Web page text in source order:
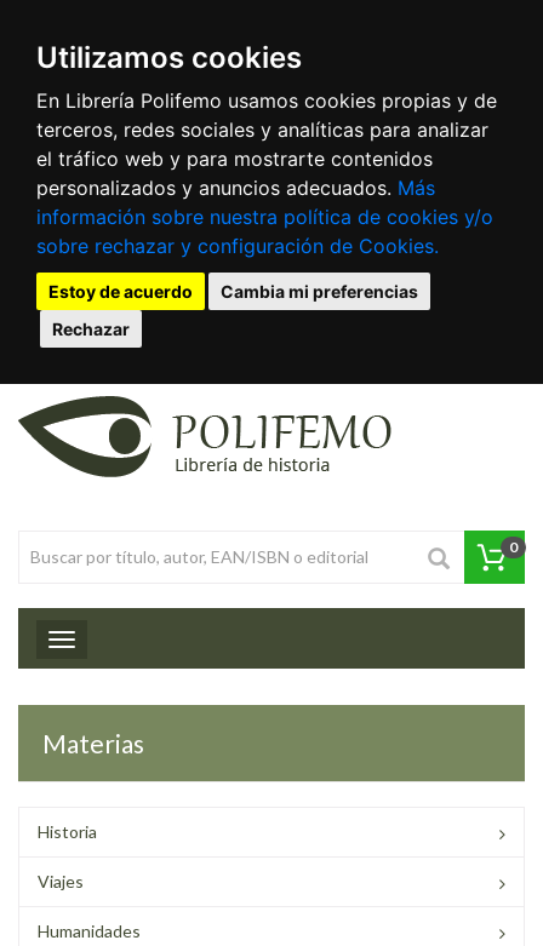
Utilizamos cookies
En Librería Polifemo usamos cookies propias y de
terceros, redes sociales y analíticas para analizar
el tráfico web y para mostrarte contenidos
personalizados y anuncios adecuados. Más
información sobre nuestra política de cookies y/o
sobre rechazar y configuración de Cookies.
Estoy de acuerdo
Cambia mi preferencias
Rechazar
0
Toggle navigation
Materias
Historia
Viajes
Humanidades